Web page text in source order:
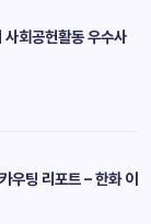
회공헌활동 우수사
팅 리포트 – 한화 이